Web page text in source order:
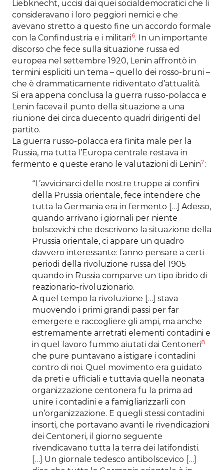
Liebknecht, uccisi dai quei socialdemocratici che li
consideravano i loro peggiori nemici e che
avevano stretto a questo fine un accordo formale
con la Confindustria e i militari6. In un importante
discorso che fece sulla situazione russa ed
europea nel settembre 1920, Lenin affrontò in
termini espliciti un tema – quello dei rosso-bruni –
che è drammaticamente ridiventato d’attualità.
Si era appena conclusa la guerra russo-polacca e
Lenin faceva il punto della situazione a una
riunione dei circa duecento quadri dirigenti del
partito.
La guerra russo-polacca era finita male per la
Russia, ma tutta l’Europa centrale restava in
fermento e queste erano le valutazioni di Lenin7:
“L’avvicinarci delle nostre truppe ai confini
della Prussia orientale, fece intendere che
tutta la Germania era in fermento […] Adesso,
quando arrivano i giornali per niente
bolscevichi che descrivono la situazione della
Prussia orientale, ci appare un quadro
davvero interessante: fanno pensare a certi
periodi della rivoluzione russa del 1905
quando in Russia comparve un tipo ibrido di
reazionario-rivoluzionario.
A quel tempo la rivoluzione […] stava
muovendo i primi grandi passi per far
emergere e raccogliere gli ampi, ma anche
estremamente arretrati elementi contadini e
in quel lavoro fummo aiutati dai Centoneri8
che pure puntavano a istigare i contadini
contro di noi. Quel movimento era guidato
da preti e ufficiali e tuttavia quella neonata
organizzazione centonera fu la prima ad
unire i contadini e a famigliarizzarli con
un’organizzazione. E quegli stessi contadini
insorti, che portavano avanti le rivendicazioni
dei Centoneri, il giorno seguente
rivendicavano tutta la terra dei latifondisti.
[…] Un giornale tedesco antibolscevico […]